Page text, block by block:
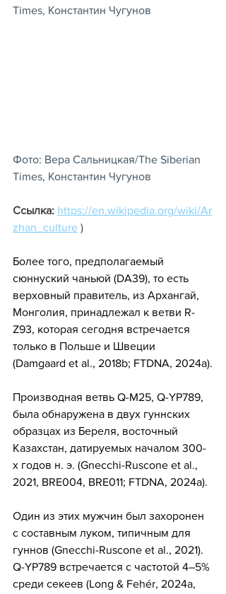
Times, Константин Чугунов
Фото: Вера Сальницкая/The Siberian
Times, Константин Чугунов
Ссылка: https://en.wikipedia.org/wiki/Ar
zhan_culture )
Более того, предполагаемый
сюннуский чаньюй (DA39), то есть
верховный правитель, из Архангай,
Монголия, принадлежал к ветви R-
Z93, которая сегодня встречается
только в Польше и Швеции
(Damgaard et al., 2018b; FTDNA, 2024a).
Производная ветвь Q-M25, Q-YP789,
была обнаружена в двух гуннских
образцах из Береля, восточный
Казахстан, датируемых началом 300-
х годов н. э. (Gnecchi-Ruscone et al.,
2021, BRE004, BRE011; FTDNA, 2024a).
Один из этих мужчин был захоронен
с составным луком, типичным для
гуннов (Gnecchi-Ruscone et al., 2021).
Q-YP789 встречается с частотой 4–5%
среди секеев (Long & Fehér, 2024a,